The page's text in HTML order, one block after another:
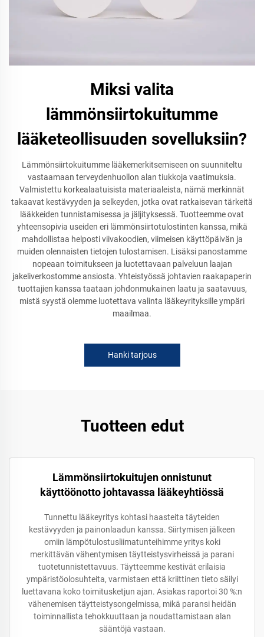
Miksi valita
lämmönsiirtokuitumme
lääketeollisuuden sovelluksiin?
Lämmönsiirtokuitumme lääkemerkitsemiseen on suunniteltu
vastaamaan terveydenhuollon alan tiukkoja vaatimuksia.
Valmistettu korkealaatuisista materiaaleista, nämä merkinnät
takaavat kestävyyden ja selkeyden, jotka ovat ratkaisevan tärkeitä
lääkkeiden tunnistamisessa ja jäljityksessä. Tuotteemme ovat
yhteensopivia useiden eri lämmönsiirtotulostinten kanssa, mikä
mahdollistaa helposti viivakoodien, viimeisen käyttöpäivän ja
muiden olennaisten tietojen tulostamisen. Lisäksi panostamme
nopeaan toimitukseen ja luotettavaan palveluun laajan
jakeliverkostomme ansiosta. Yhteistyössä johtavien raakapaperin
tuottajien kanssa taataan johdonmukainen laatu ja saatavuus,
mistä syystä olemme luotettava valinta lääkeyrityksille ympäri
maailmaa.
Hanki tarjous
Tuotteen edut
Lämmönsiirtokuitujen onnistunut
käyttöönotto johtavassa lääkeyhtiössä
Tunnettu lääkeyritys kohtasi haasteita täyteiden
kestävyyden ja painonlaadun kanssa. Siirtymisen jälkeen
omiin lämpötulostusliimatunteihimme yritys koki
merkittävän vähentymisen täytteistysvirheissä ja parani
tuotetunnistettavuus. Täytteemme kestivät erilaisia
ympäristöolosuhteita, varmistaen että kriittinen tieto säilyi
luettavana koko toimitusketjun ajan. Asiakas raportoi 30 %:n
vähenemisen täytteistysongelmissa, mikä paransi heidän
toiminnallista tehokkuuttaan ja noudattamistaan alan
sääntöjä vastaan.